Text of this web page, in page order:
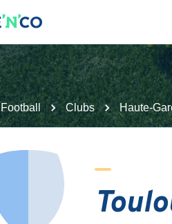
Football Clubs Haute-